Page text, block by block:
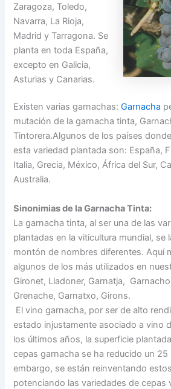
Zaragoza, Toledo,
Navarra, La Rioja,
Madrid y Tarragona. Se
planta en toda España,
excepto en Galicia,
Asturias y Canarias.
Existen varias garnachas: Garnacha
mutación de la garnacha tinta,
Tintorera.Algunos de los países
esta variedad plantada son: España,
Italia, Grecia, México, África del Sur,
Australia.
Sinonimias de la Garnacha Tinta:
La garnacha tinta, al ser una de las
plantadas en la viticultura mundial, se
montón de nombres diferentes. Aquí
algunos de los más utilizados en
Gironet, Lladoner, Garnatja,
Grenache, Garnatxo, Girons.
El vino garnacha, por ser de alto
estado injustamente asociado a vino
los últimos años, la superficie
cepas garnacha se ha reducido un 25
embargo, se están reinventando
potenciando las variedades de cepas